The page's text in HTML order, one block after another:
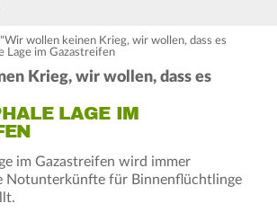
"Wir wollen keinen Krieg, wir wollen, dass es
Lage im Gazastreifen
Krieg, wir wollen, dass es
LAGE IM
im Gazastreifen wird immer
Notunterkünfte für Binnenflüchtlinge